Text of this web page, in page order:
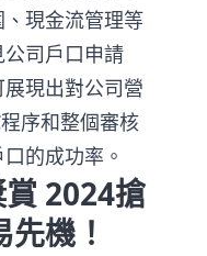
現金流管理等
司戶口申請
現出對公司營
序和整個審核
的成功率。
2024搶
機！